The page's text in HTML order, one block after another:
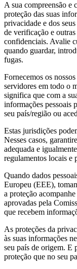
A sua compreensão e
proteção das suas
privacidade e dos
de verificação e
confidenciais. Avalie
quando guardar,
fugas.
Fornecemos os
servidores em todo o
significa que com a
informações pessoais
seu país/região ou
Estas jurisdições
Nesses casos,
adequada e
regulamentos locais e
Quando dados
Europeu (EEE),
a proteção
aprovadas pela
que recebem
As proteções da
às suas informações
seu país de origem. E
proteção que no seu